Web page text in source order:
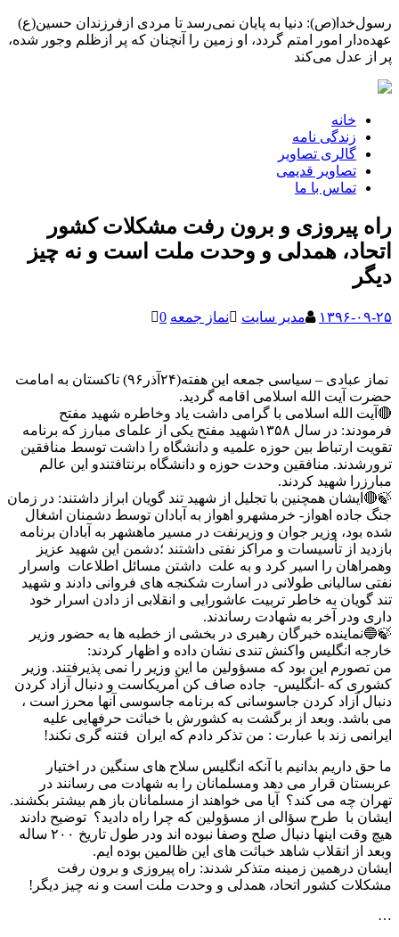
رسول‌خدا(ص): دنیا به پایان نمی‌رسد تا مردی ازفرزندان حسین(ع)
عهده‌دار امور امتم گردد، او زمین را آنچنان که پر ازظلم وجور شده،
پر از عدل می‌کند
خانه
زندگی نامه
گالری تصاویر
تصاویر قدیمی
تماس با ما
راه پیروزی و برون رفت مشکلات کشور
اتحاد، همدلی و وحدت ملت است و نه چیز
دیگر
۱۳۹۶-۰۹-۲۵ مدیر سایت نماز جمعه 0
‍ نماز عبادی – سیاسی جمعه این هفته(۲۴آذر۹۶) تاکستان به امامت
حضرت آیت الله اسلامی اقامه گردید.
🔴آیت الله اسلامی با گرامی داشت یاد وخاطره شهید مفتح
فرمودند: در سال ۱۳۵۸شهید مفتح یکی از علمای مبارز که برنامه
تقویت ارتباط بین حوزه علمیه و دانشگاه را داشت توسط منافقین
ترورشدند. منافقین وحدت حوزه و دانشگاه برنتافتندو این عالم
مبارزرا شهید کردند.
🍃🔴ایشان همچنین با تجلیل از شهید تند گویان ابراز داشتند: در زمان
جنگ جاده اهواز- خرمشهرو اهواز به آبادان توسط دشمنان اشغال
شده بود، وزیر جوان و وزیرنفت در مسیر ماهشهر به آبادان برنامه
بازدید از تأسیسات و مراکز نفتی داشتند ؛دشمن این شهید عزیز
وهمراهان را اسیر کرد و به علت داشتن مسائل اطلاعات واسرار
نفتی سالیانی طولانی در اسارت شکنجه های فروانی دادند و شهید
تند گویان به خاطر تربیت عاشورایی و انقلابی از دادن اسرار خود
داری ودر آخر به شهادت رساندند.
🍃🔵نماینده خبرگان رهبری در بخشی از خطبه ها به حضور وزیر
خارجه انگلیس واکنش تندی نشان داده و اظهار کردند:
من تصورم این بود که مسؤولین ما این وزیر را نمی پذیرفتند. وزیر
کشوری که -انگلیس- جاده صاف کن آمریکاست و دنبال آزاد کردن
دنبال آزاد کردن جاسوسانی که برنامه جاسوسی آنها محرز است ،
می باشد. وبعد از برگشت به کشورش با خباثت حرفهایی علیه
ایرانمی زند با عبارت : من تذکر دادم که ایران فتنه گری نکند!
ما حق داریم بدانیم با آنکه انگلیس سلاح های سنگین در اختیار
عربستان قرار می دهد ومسلمانان را به شهادت می رسانند در
تهران چه می کند؟ آیا می خواهند از مسلمانان باز هم بیشتر بکشند.
ایشان با طرح سؤالی از مسؤولین که چرا راه دادید؟ توضیح دادند
هیچ وقت اینها دنبال صلح وصفا نبوده اند ودر طول تاریخ ۲۰۰ ساله
وبعد از انقلاب شاهد خباثت های این ظالمین بوده ایم.
ایشان درهمین زمینه متذکر شدند: راه پیروزی و برون رفت
مشکلات کشور اتحاد، همدلی و وحدت ملت است و نه چیز دیگر!
…